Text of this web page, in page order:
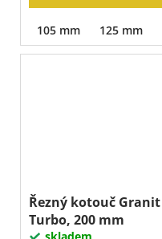
105 mm 125 mm
Řezný kotouč Granit
Turbo, 200 mm